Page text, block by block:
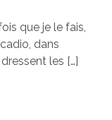
que je le fais,
dans
les […]